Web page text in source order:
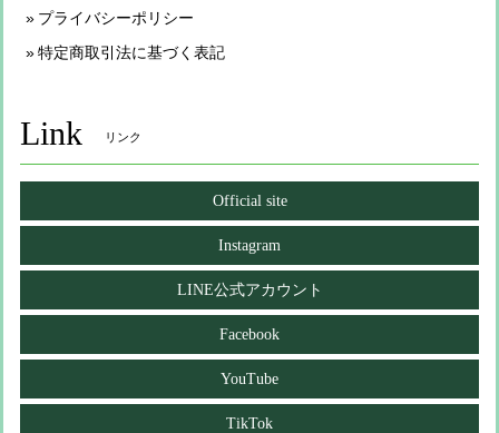
プライバシーポリシー
特定商取引法に基づく表記
Link リンク
Official site
Instagram
LINE公式アカウント
Facebook
YouTube
TikTok